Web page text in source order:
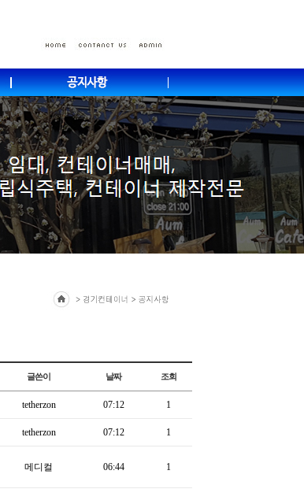
글쓴이 날짜 조회
tetherzon 07:12 1
tetherzon 07:12 1
메디컬 06:44 1